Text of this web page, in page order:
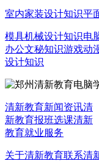
室内家装设计知识平
模具机械设计知识电
办公文秘知识游戏动
设计知识
清新教育新闻资讯清
新教育报班选课清新
教育就业服务
关于清新教育联系清